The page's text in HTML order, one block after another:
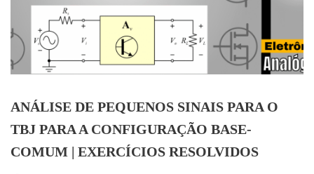
ANÁLISE DE PEQUENOS SINAIS PARA O
TBJ PARA A CONFIGURAÇÃO BASE-
COMUM | EXERCÍCIOS RESOLVIDOS